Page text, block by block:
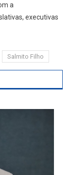
a
executivas
Salmito Filho